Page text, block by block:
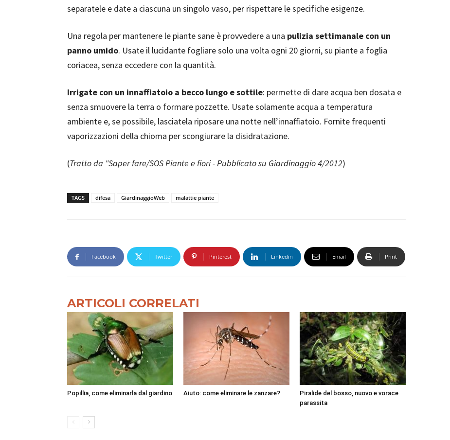
separatele e date a ciascuna un singolo vaso, per rispettare le specifiche esigenze.
Una regola per mantenere le piante sane è provvedere a una pulizia settimanale con un
panno umido. Usate il lucidante fogliare solo una volta ogni 20 giorni, su piante a foglia
coriacea, senza eccedere con la quantità.
Irrigate con un innaffiatoio a becco lungo e sottile: permette di dare acqua ben dosata e
senza smuovere la terra o formare pozzette. Usate solamente acqua a temperatura
ambiente e, se possibile, lasciatela riposare una notte nell’innaffiatoio. Fornite frequenti
vaporizzazioni della chioma per scongiurare la disidratazione.
(Tratto da "Saper fare/SOS Piante e fiori - Pubblicato su Giardinaggio 4/2012)
TAGS difesa GiardinaggioWeb malattie piante
Facebook Twitter Pinterest Linkedin Email Print
ARTICOLI CORRELATI
Popillia, come eliminarla dal giardino Aiuto: come eliminare le zanzare?
Piralide del bosso, nuovo e vorace
parassita